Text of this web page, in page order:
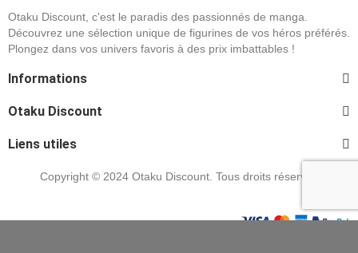
Otaku Discount, c'est le paradis des passionnés de manga.
Découvrez une sélection unique de figurines de vos héros préférés.
Plongez dans vos univers favoris à des prix imbattables !
Informations
Otaku Discount
Liens utiles
Copyright © 2024 Otaku Discount. Tous droits réservés